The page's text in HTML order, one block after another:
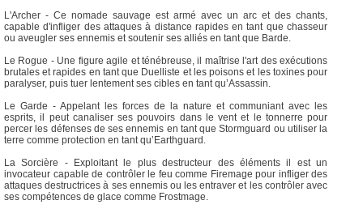
L'Archer - Ce nomade sauvage est armé avec un arc et des chants,
capable d'infliger des attaques à distance rapides en tant que chasseur
ou aveugler ses ennemis et soutenir ses alliés en tant que Barde.
Le Rogue - Une figure agile et ténébreuse, il maîtrise l'art des exécutions
brutales et rapides en tant que Duelliste et les poisons et les toxines pour
paralyser, puis tuer lentement ses cibles en tant qu’Assassin.
Le Garde - Appelant les forces de la nature et communiant avec les
esprits, il peut canaliser ses pouvoirs dans le vent et le tonnerre pour
percer les défenses de ses ennemis en tant que Stormguard ou utiliser la
terre comme protection en tant qu’Earthguard.
La Sorcière - Exploitant le plus destructeur des éléments il est un
invocateur capable de contrôler le feu comme Firemage pour infliger des
attaques destructrices à ses ennemis ou les entraver et les contrôler avec
ses compétences de glace comme Frostmage.